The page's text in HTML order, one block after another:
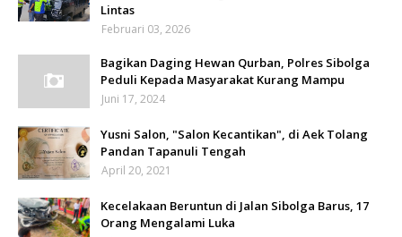
Lintas
Februari 03, 2026
Bagikan Daging Hewan Qurban, Polres Sibolga
Peduli Kepada Masyarakat Kurang Mampu
Juni 17, 2024
Yusni Salon, "Salon Kecantikan", di Aek Tolang
Pandan Tapanuli Tengah
April 20, 2021
Kecelakaan Beruntun di Jalan Sibolga Barus, 17
Orang Mengalami Luka